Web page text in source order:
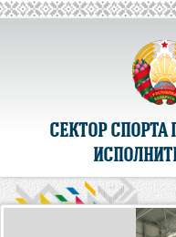
СЕКТОР СПОРТА